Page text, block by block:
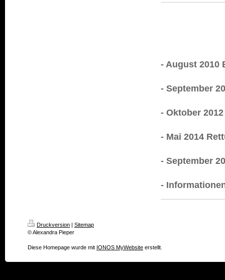
- August 2010
- September
- Oktober
- Mai 2014
- September
-
Druckversion | Sitemap
© Alexandra Pieper
Diese Homepage wurde mit IONOS MyWebsite erstellt.